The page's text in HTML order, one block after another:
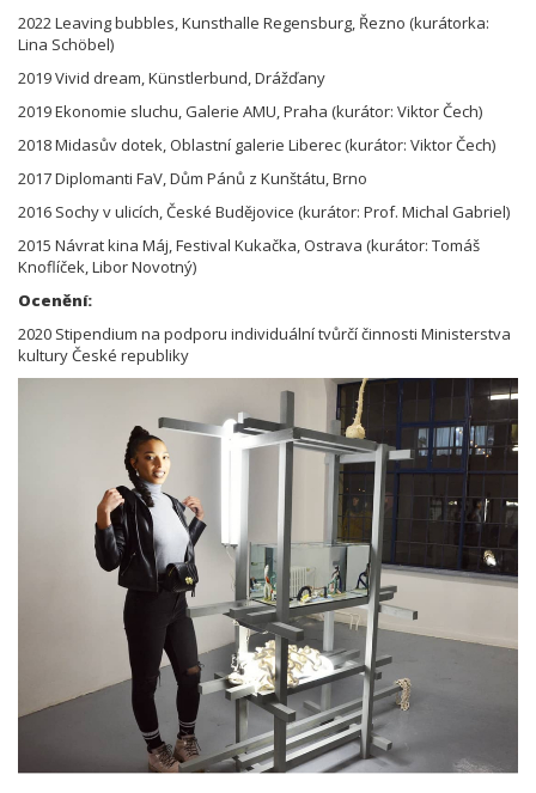
2022 Leaving bubbles, Kunsthalle Regensburg, Řezno (kurátorka:
Lina Schöbel)
2019 Vivid dream, Künstlerbund, Drážďany
2019 Ekonomie sluchu, Galerie AMU, Praha (kurátor: Viktor Čech)
2018 Midasův dotek, Oblastní galerie Liberec (kurátor: Viktor Čech)
2017 Diplomanti FaV, Dům Pánů z Kunštátu, Brno
2016 Sochy v ulicích, České Budějovice (kurátor: Prof. Michal Gabriel)
2015 Návrat kina Máj, Festival Kukačka, Ostrava (kurátor: Tomáš
Knoflíček, Libor Novotný)
Ocenění:
2020 Stipendium na podporu individuální tvůrčí činnosti Ministerstva
kultury České republiky